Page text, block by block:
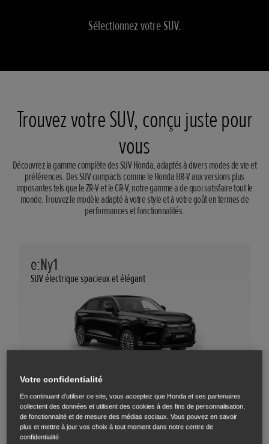
Sélectionnez votre SUV.
Trouvez votre SUV, conçu juste pour
vous
Découvrez la gamme complète des SUV Honda, adaptés à divers modes de vie et
préférences. Des SUV compacts comme le Honda HR-V aux versions plus
imposantes tels que le ZR-V et le CR-V, notre gamme a de quoi satisfaire tout le
monde. Trouvez le modèle adapté à votre style et à votre goût en termes de
performances et fonctionnalités.
e:Ny1
SUV électrique spacieux et élégant
Transmission électrique avancée
Autonomie de 412 km*
Volume du coffre de 1.176 litres**
Votre confidentialité
En continuant d'utiliser ce site, vous acceptez que Honda et ses partenaires
collectent des données et utilisent des cookies à des fins de personnalisation,
de fonctionnalité et de mesure des médias sociaux. Vous pouvez en savoir
plus et mettre à jour vos choix à tout moment dans notre centre de
confidentialité